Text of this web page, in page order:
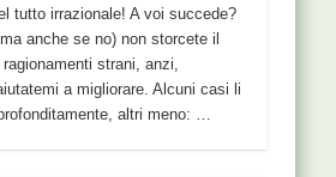
tutto irrazionale! A voi succede?
anche se no) non storcete il
strani, anzi,
a migliorare. Alcuni casi li
altri meno: …